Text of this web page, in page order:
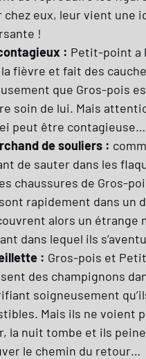
chez eux, leur vient une
!
: Petit-point a
la fièvre et fait des
que Gros-pois
soin de lui. Mais
peut être contagieuse…
de souliers :
de sauter dans les
chaussures de Gros-
rapidement dans un
alors un étrange
dans lequel ils
: Gros-pois et
des champignons
soigneusement
Mais ils ne voient
la nuit tombe et ils
le chemin du retour…